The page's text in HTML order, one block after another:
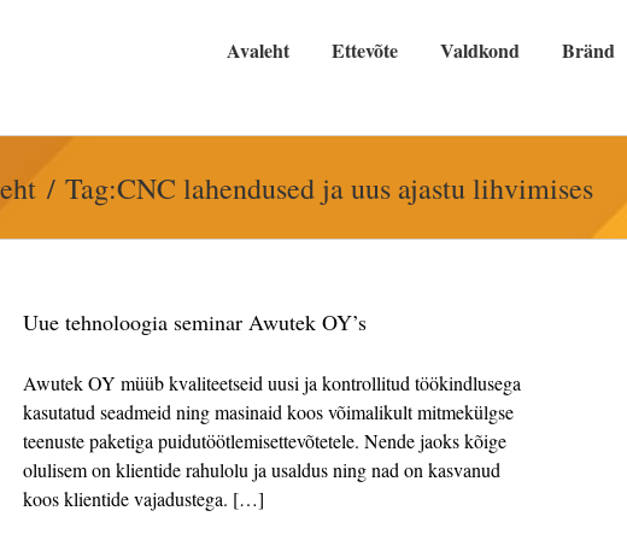
Avaleht Ettevõte Valdkond Bränd
Tag:CNC lahendused ja uus ajastu lihvimises
Uue tehnoloogia seminar Awutek OY’s
Awutek OY müüb kvaliteetseid uusi ja kontrollitud töökindlusega
kasutatud seadmeid ning masinaid koos võimalikult mitmekülgse
teenuste paketiga puidutöötlemisettevõtetele. Nende jaoks kõige
olulisem on klientide rahulolu ja usaldus ning nad on kasvanud
koos klientide vajadustega. […]